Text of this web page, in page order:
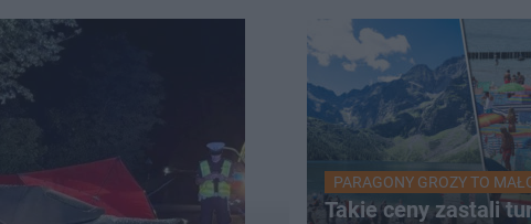
PARAGONY GROZY TO
Takie ceny zastali